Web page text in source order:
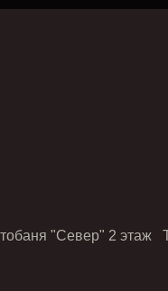
"Север" 2 этаж